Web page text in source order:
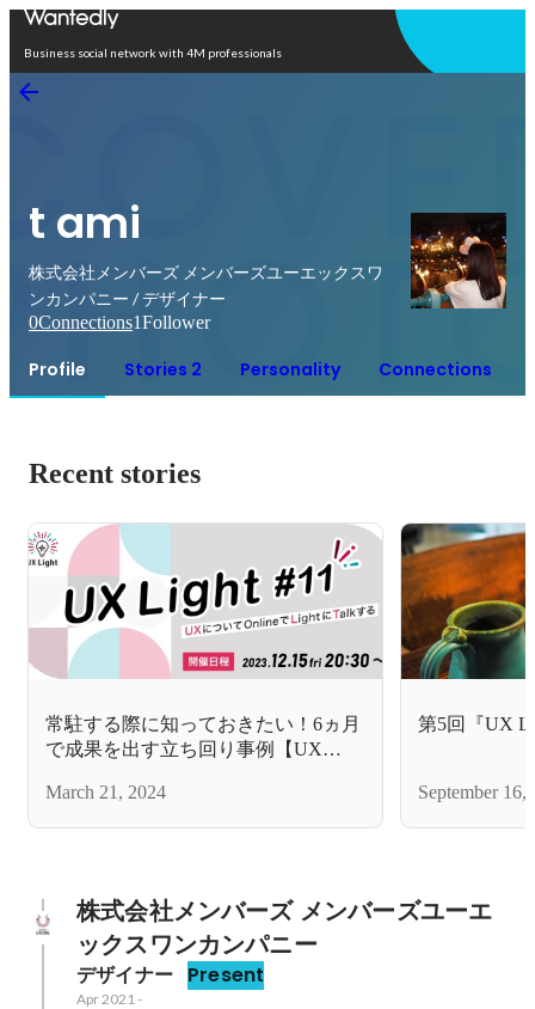
Business social network with 4M professionals
t ami
株式会社メンバーズ メンバーズユーエックスワ
ンカンパニー / デザイナー
0Connections1Follower
Profile Stories 2 Personality Connections
Recent stories
常駐する際に知っておきたい！6ヵ月
で成果を出す立ち回り事例【UX
March 21, 2024
第5回『UX
September 16,
株式会社メンバーズ メンバーズユーエ
ックスワンカンパニー
デザイナー Present
Apr 2021 -